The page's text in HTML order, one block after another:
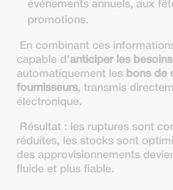
événements annuels, aux
promotions.
En combinant ces
capable d’anticiper les besoins
automatiquement les bons de
fournisseurs, transmis
électronique.
Résultat : les ruptures sont
réduites, les stocks sont
des approvisionnements
fluide et plus fiable.